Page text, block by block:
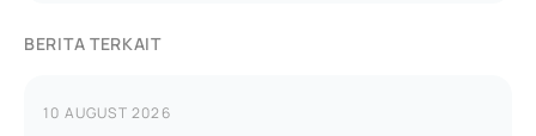
BERITA TERKAIT
10 AUGUST 2026